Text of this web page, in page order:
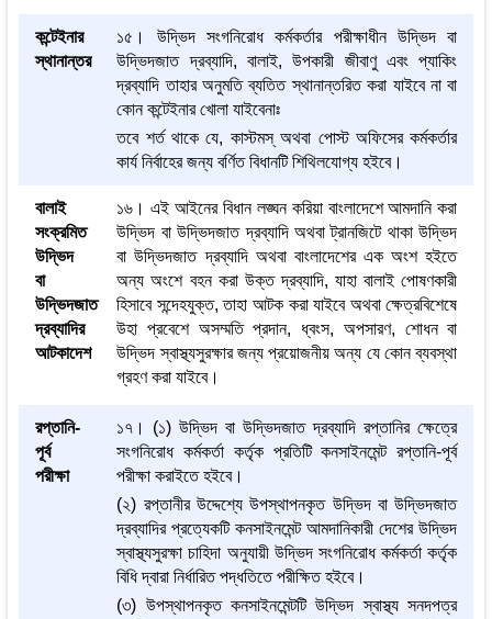
কন্টেইনার
স্থানান্তর
১৫। উদ্ভিদ সংগনিরোধ কর্মকর্তার পরীক্ষাধীন উদ্ভিদ বা
উদ্ভিদজাত দ্রব্যাদি, বালাই, উপকারী জীবাণু এবং প্যাকিং
দ্রব্যাদি তাহার অনুমতি ব্যতিত স্থানান্তরিত করা যাইবে না বা
কোন কন্টেইনার খোলা যাইবেনাঃ
তবে শর্ত থাকে যে, কাস্টমস্ অথবা পোস্ট অফিসের কর্মকর্তার
কার্য নির্বাহের জন্য বর্ণিত বিধানটি শিথিলযোগ্য হইবে।
বালাই
সংক্রমিত
উদ্ভিদ
বা
উদ্ভিদজাত
দ্রব্যাদির
আটকাদেশ
১৬। এই আইনের বিধান লঙ্ঘন করিয়া বাংলাদেশে আমদানি করা
উদ্ভিদ বা উদ্ভিদজাত দ্রব্যাদি অথবা ট্রানজিটে থাকা উদ্ভিদ
বা উদ্ভিদজাত দ্রব্যাদি অথবা বাংলাদেশের এক অংশ হইতে
অন্য অংশে বহন করা উক্ত দ্রব্যাদি, যাহা বালাই পোষণকারী
হিসাবে সন্দেহযুক্ত, তাহা আটক করা যাইবে অথবা ক্ষেত্রবিশেষে
উহা প্রবেশে অসম্মতি প্রদান, ধ্বংস, অপসারণ, শোধন বা
উদ্ভিদ স্বাস্থ্যসুরক্ষার জন্য প্রয়োজনীয় অন্য যে কোন ব্যবস্থা
গ্রহণ করা যাইবে।
রপ্তানি-
পূর্ব
পরীক্ষা
১৭। (১) উদ্ভিদ বা উদ্ভিদজাত দ্রব্যাদি রপ্তানির ক্ষেত্রে
সংগনিরোধ কর্মকর্তা কর্তৃক প্রতিটি কনসাইনমেন্ট রপ্তানি-পূর্ব
পরীক্ষা করাইতে হইবে।
(২) রপ্তানীর উদ্দেশ্যে উপস্থাপনকৃত উদ্ভিদ বা উদ্ভিদজাত
দ্রব্যাদির প্রত্যেকটি কনসাইনমেন্ট আমদানিকারী দেশের উদ্ভিদ
স্বাস্থ্যসুরক্ষা চাহিদা অনুযায়ী উদ্ভিদ সংগনিরোধ কর্মকর্তা কর্তৃক
বিধি দ্বারা নির্ধারিত পদ্ধতিতে পরীক্ষিত হইবে।
(৩) উপস্থাপনকৃত কনসাইনমেন্টটি উদ্ভিদ স্বাস্থ্য সনদপত্র